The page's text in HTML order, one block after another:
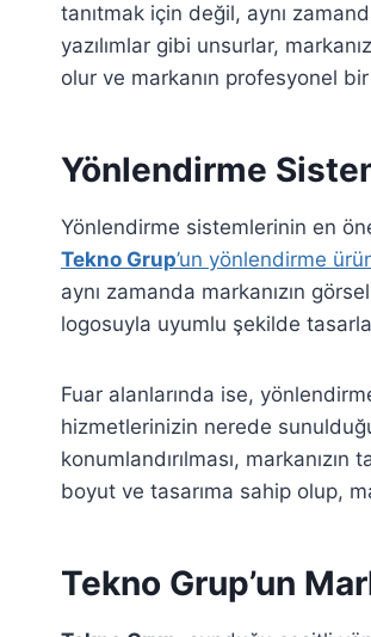
tanıtmak için değil, aynı
yazılımlar gibi unsurlar,
olur ve markanın profesyonel
Yönlendirme
Yönlendirme sistemlerinin en
Tekno Grup’un yönlendirme
aynı zamanda markanızın
logosuyla uyumlu şekilde
Fuar alanlarında ise,
hizmetlerinizin nerede
konumlandırılması, markanızın
boyut ve tasarıma sahip olup,
Tekno Grup’un